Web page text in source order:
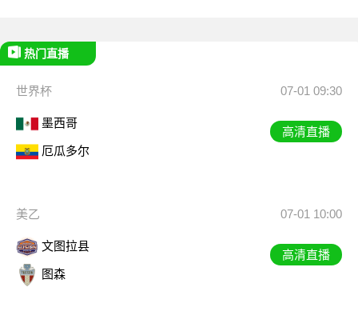
热门直播
世界杯 07-01 09:30
墨西哥
厄瓜多尔
高清直播
美乙 07-01 10:00
文图拉县
图森
高清直播